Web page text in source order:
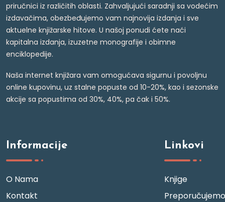
priručnici iz različitih oblasti. Zahvaljujući saradnji sa vodećim
izdavačima, obezbeđujemo vam najnovija izdanja i sve
aktuelne knjižarske hitove. U našoj ponudi ćete naći
kapitalna izdanja, izuzetne monografije i obimne
enciklopedije.
Naša internet knjižara vam omogućava sigurnu i povoljnu
online kupovinu, uz stalne popuste od 10-20%, kao i sezonske
akcije sa popustima od 30%, 40%, pa čak i 50%.
Informacije
O Nama
Kontakt
Linkovi
Knjige
Preporučujemo